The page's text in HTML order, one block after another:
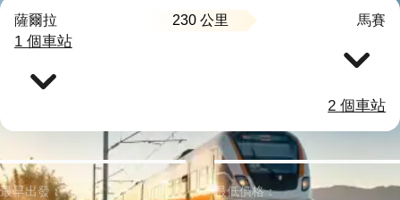
薩爾拉 230 公里 馬賽
1 個車站
2 個車站
最早出發： 最低價格：